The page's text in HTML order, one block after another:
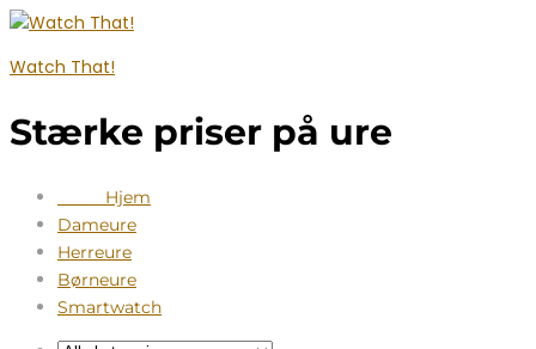
Watch That!
Stærke priser på ure
Hjem
Dameure
Herreure
Børneure
Smartwatch